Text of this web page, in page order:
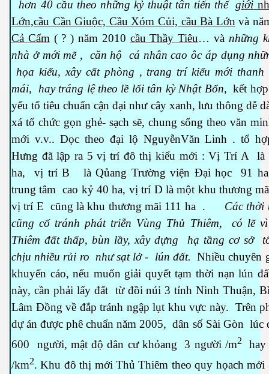
hơn 40 cầu theo những kỷ thuật tân tiến thếgiới
Lớn,cầu Cần Giuộc, Cầu Xóm Củi, cầu Bà Lớn và
Cả Cấm ( ? ) năm 2010 cầu Thầy Tiêu… và những
nhà ở mới mẽ , căn hộ cá nhân cao ôc áp dụng
họa kiểu, xây cất phòng , trang trí kiểu mới thanh
mái, hay tráng lệ theo lề lối tân kỳ Nhật Bổn, kết
yếu tố tiêu chuẩn cận đại như cây xanh, lưu thông dễ
xá tổ chức gọn ghẻ- sạch sẽ, chung sống theo văn
mới v.v.. Dọc theo đại lộ NguyễnVăn Linh . tổ
Hưng đã lập ra 5 vị trí đô thị kiểu mới : Vị Trí A
là
ha,
vị trí B là Qủang Trường viện Đại học
91
trung tâm cao kỷ 40 ha, vị trí D là một khu thương
vị trí E cũng là khu thương mãi 111 ha .
Các thời
cũng cố tránh phát triễn Vùng Thủ Thiêm, có lẽ
Thiêm đất thấp, bùn lầy, xây dựng hạ tầng cơ sở
chịu nhiều rủi ro như sạt lở - lún đất. Nhiều chuyên
khuyến cáo, nếu muốn giải quyết tạm thời nạn lún
này, cần phải lấy đất từ đồi núi 3 tỉnh Ninh Thuận,
Lâm Đồng về đắp tránh ngập lụt khu vực này. Trên
dự án được phê chuẩn năm 2005, dân số Sài Gòn lúc
600 người, mật độ dân cư khỏang 3 người /m2hay
/km2. Khu đô thị mới Thủ Thiêm theo quy họach